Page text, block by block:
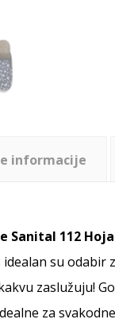
informacije
Sanital 112
su odabir
zaslužuju!
za